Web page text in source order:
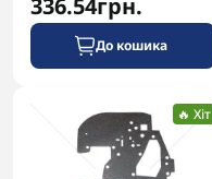
До кошика
🔥 Хіт